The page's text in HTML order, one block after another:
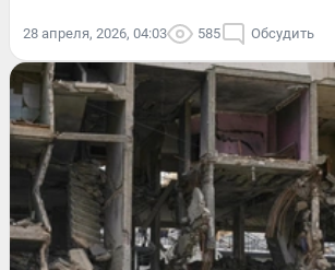
28 апреля, 2026, 04:03 585 Обсудить